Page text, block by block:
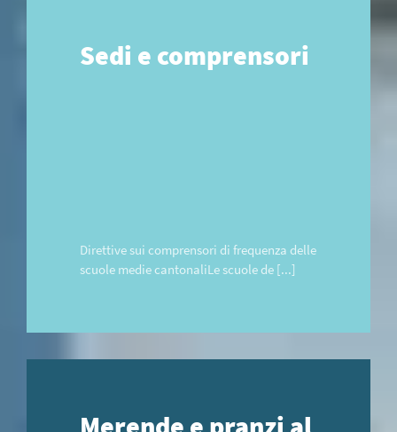
Sedi e comprensori
Direttive sui comprensori di frequenza delle
scuole medie cantonaliLe scuole de [...]